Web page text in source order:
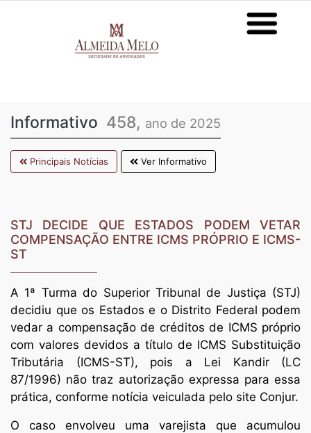
Informativo 458, ano de 2025
Principais Notícias Ver Informativo
STJ DECIDE QUE ESTADOS PODEM VETAR
COMPENSAÇÃO ENTRE ICMS PRÓPRIO E ICMS-
ST
A 1ª Turma do Superior Tribunal de Justiça (STJ)
decidiu que os Estados e o Distrito Federal podem
vedar a compensação de créditos de ICMS próprio
com valores devidos a título de ICMS Substituição
Tributária (ICMS-ST), pois a Lei Kandir (LC
87/1996) não traz autorização expressa para essa
prática, conforme notícia veiculada pelo site Conjur.
O caso envolveu uma varejista que acumulou